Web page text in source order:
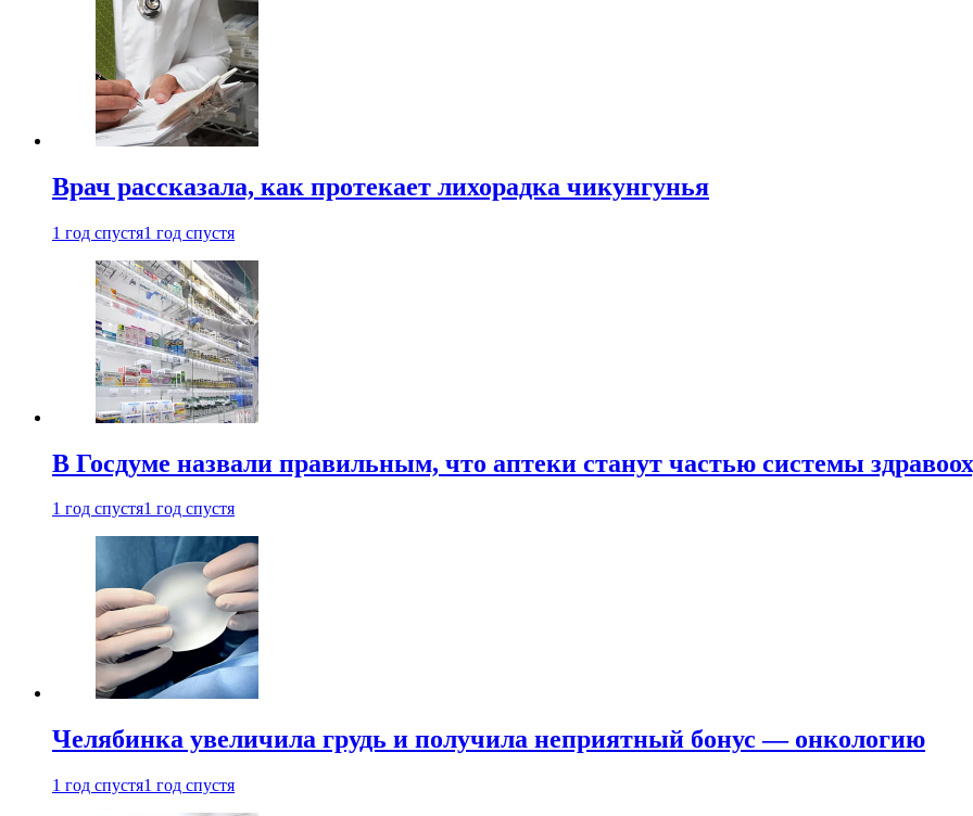
Врач рассказала, как протекает лихорадка чикунгунья
1 год спустя1 год спустя
В Госдуме назвали правильным, что аптеки станут частью системы
1 год спустя1 год спустя
Челябинка увеличила грудь и получила неприятный бонус — онкологию
1 год спустя1 год спустя